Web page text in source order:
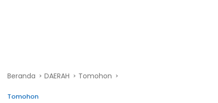
Beranda DAERAH Tomohon
Tomohon